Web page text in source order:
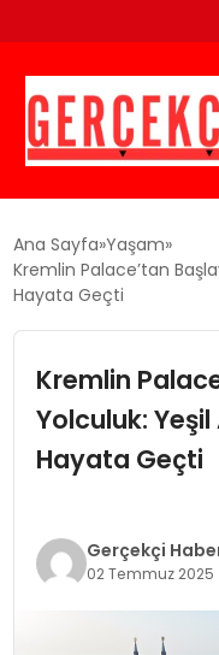
GÜNCEL
EĞITIM
EKONOMI
MAGAZIN
Ana Sayfa Yaşam
Kremlin Palace’tan
Hayata Geçti
Kremlin
Yolculuk:
Hayata Geçti
Gerçekçi
02 Temmuz 2025